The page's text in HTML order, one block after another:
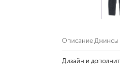
Описание Джинсы
Дизайн и